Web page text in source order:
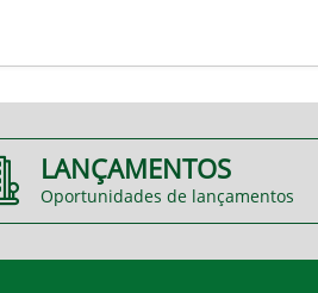
LANÇAMENTOS
Oportunidades de lançamentos